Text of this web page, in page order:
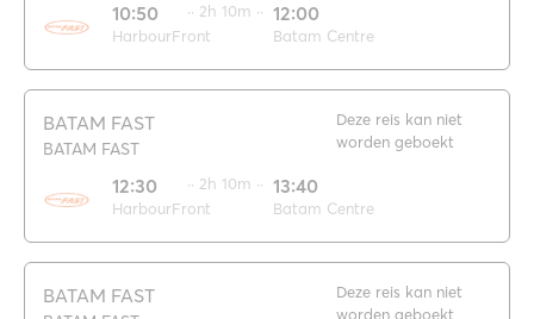
10:50
HarbourFront
·· 2h 10m ·· 12:00
Batam Centre
BATAM FAST
BATAM FAST
12:30
HarbourFront
·· 2h 10m ·· 13:40
Batam Centre
Deze reis kan niet
worden geboekt
BATAM FAST
Deze reis kan niet
worden geboekt